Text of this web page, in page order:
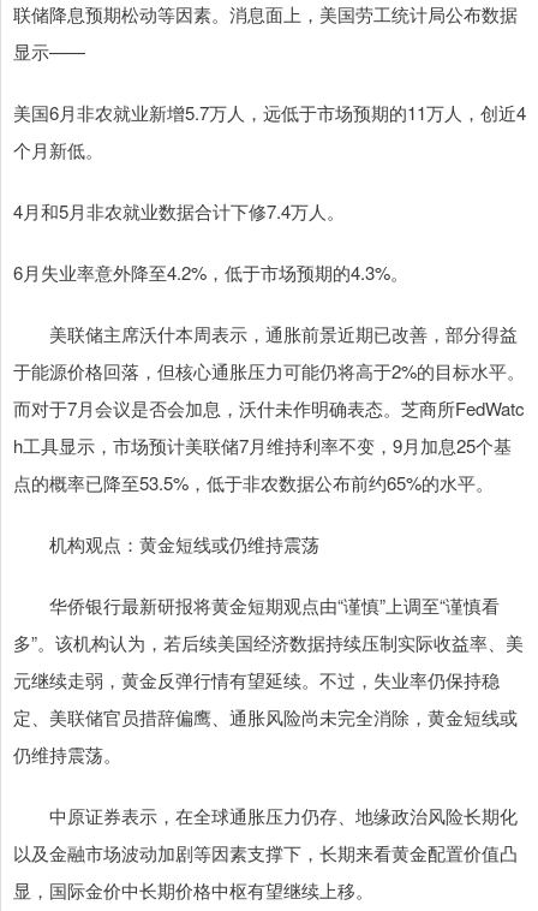
联储降息预期松动等因素。消息面上，美国劳工统计局公布数据
显示——
美国6月非农就业新增5.7万人，远低于市场预期的11万人，创近4
个月新低。
4月和5月非农就业数据合计下修7.4万人。
6月失业率意外降至4.2%，低于市场预期的4.3%。
美联储主席沃什本周表示，通胀前景近期已改善，部分得益
于能源价格回落，但核心通胀压力可能仍将高于2%的目标水平。
而对于7月会议是否会加息，沃什未作明确表态。芝商所FedWatc
h工具显示，市场预计美联储7月维持利率不变，9月加息25个基
点的概率已降至53.5%，低于非农数据公布前约65%的水平。
机构观点：黄金短线或仍维持震荡
华侨银行最新研报将黄金短期观点由“谨慎”上调至“谨慎看
多”。该机构认为，若后续美国经济数据持续压制实际收益率、美
元继续走弱，黄金反弹行情有望延续。不过，失业率仍保持稳
定、美联储官员措辞偏鹰、通胀风险尚未完全消除，黄金短线或
仍维持震荡。
中原证券表示，在全球通胀压力仍存、地缘政治风险长期化
以及金融市场波动加剧等因素支撑下，长期来看黄金配置价值凸
显，国际金价中长期价格中枢有望继续上移。